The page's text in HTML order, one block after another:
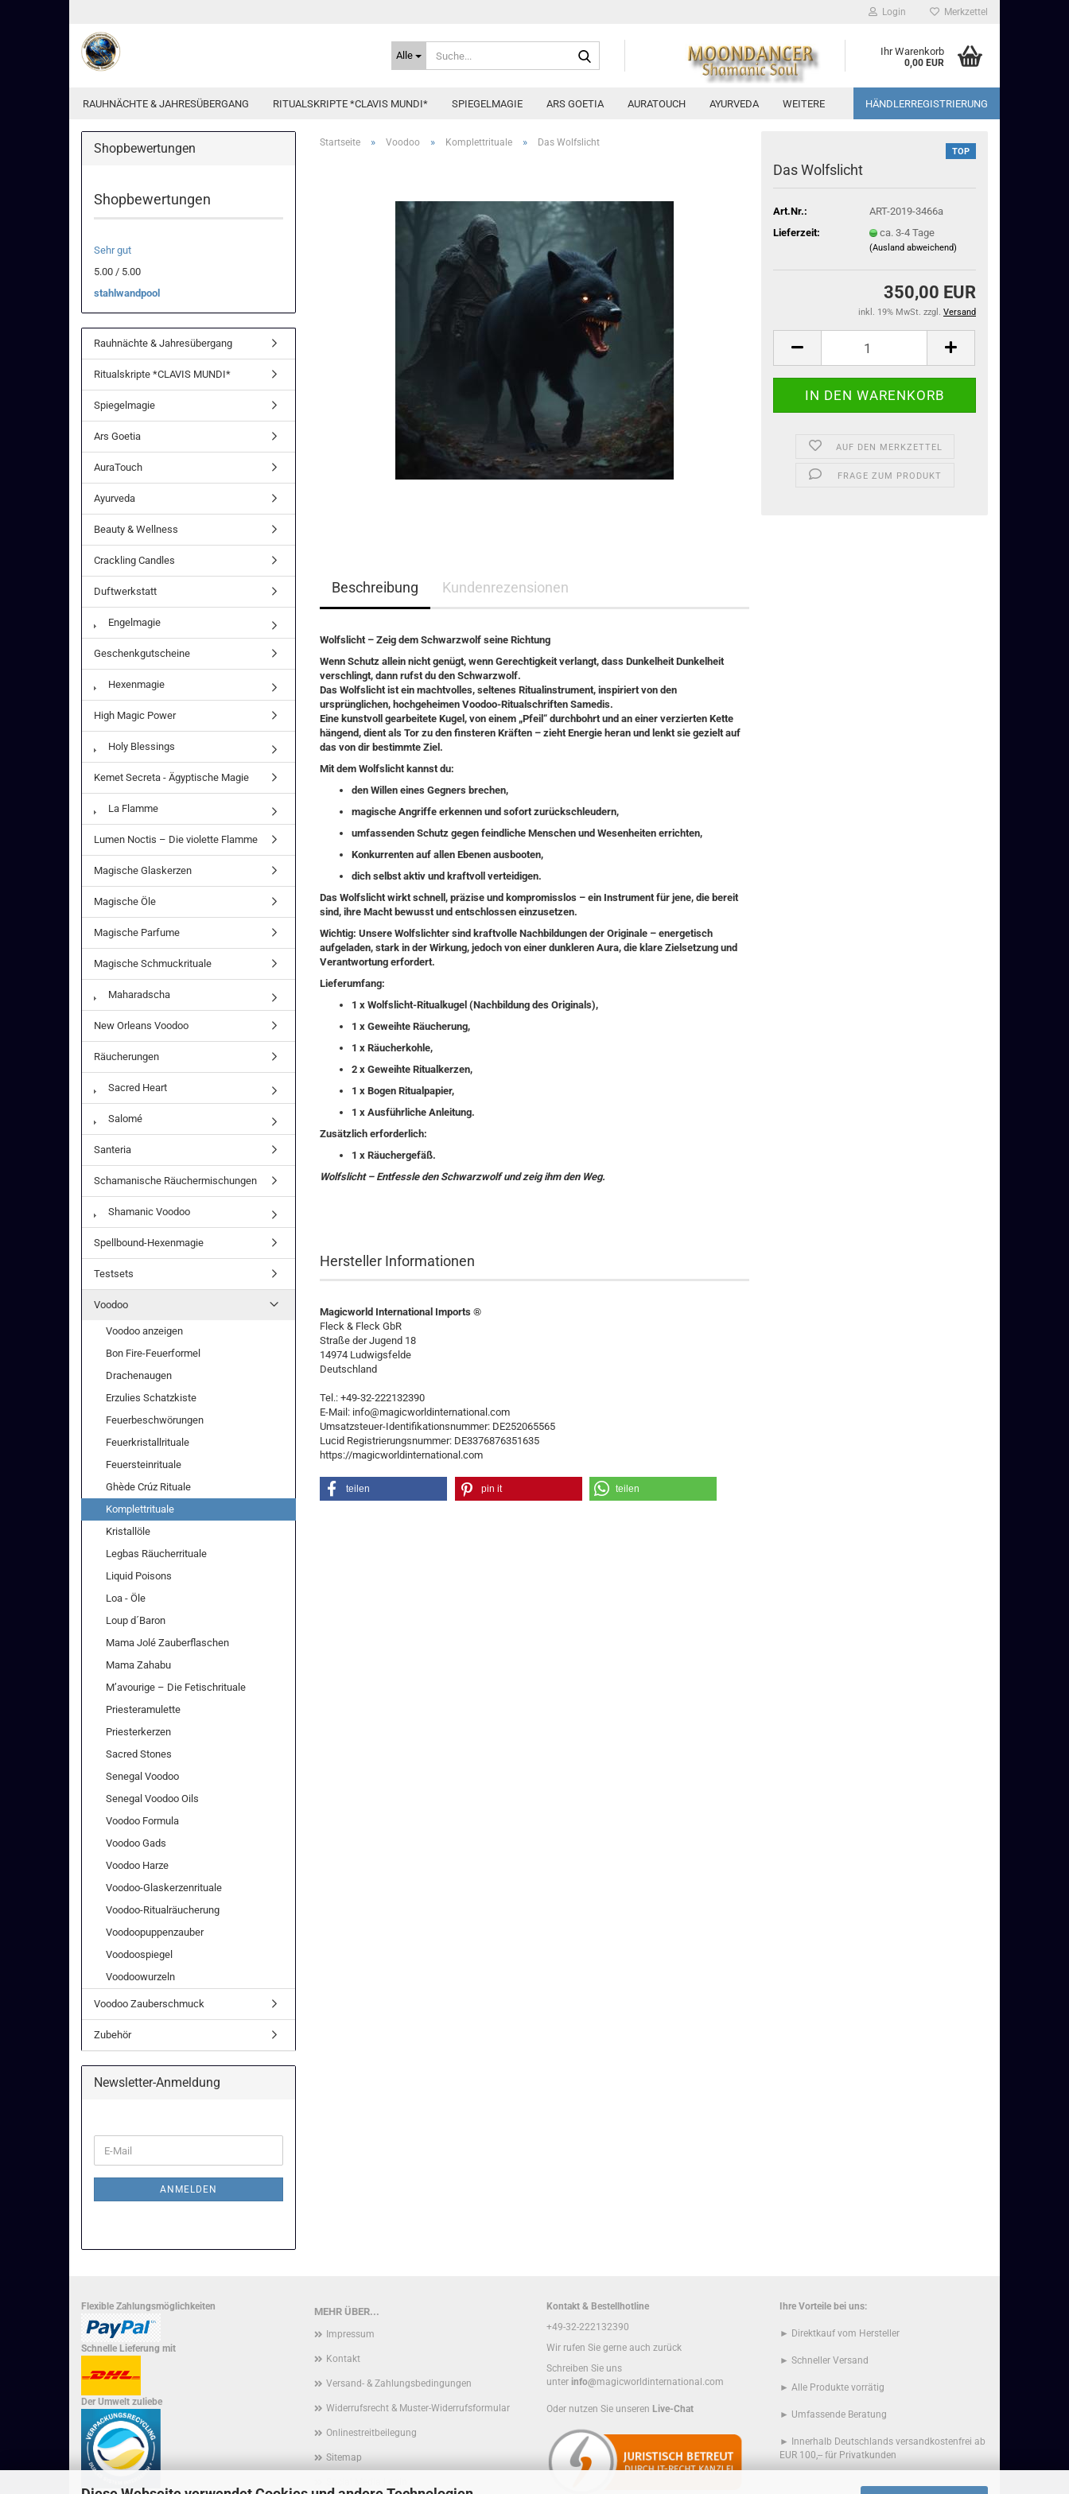
Login Merkzettel
Alle Ihr Warenkorb
0,00 EUR
RAUHNÄCHTE & JAHRESÜBERGANG RITUALSKRIPTE *CLAVIS MUNDI* SPIEGELMAGIE ARS GOETIA AURATOUCH AYURVEDA HÄNDLERREGISTRIERUNG
WEITERE
Startseite » Voodoo » Komplettrituale » Das Wolfslicht
TOP
Das Wolfslicht
Art.Nr.:
ART-2019-3466a
Lieferzeit:
ca. 3-4 Tage
(Ausland abweichend)
350,00 EUR
inkl. 19% MwSt. zzgl. Versand
AUF DEN MERKZETTEL
FRAGE ZUM PRODUKT
Beschreibung Kundenrezensionen
Wolfslicht – Zeig dem Schwarzwolf seine Richtung
Wenn Schutz allein nicht genügt, wenn Gerechtigkeit verlangt, dass Dunkelheit Dunkelheit
verschlingt, dann rufst du den Schwarzwolf.
Das Wolfslichtist ein machtvolles, seltenes Ritualinstrument, inspiriert von den
ursprünglichen, hochgeheimen Voodoo-Ritualschriften Samedis.
Eine kunstvoll gearbeitete Kugel, von einem „Pfeil“ durchbohrt und an einer verzierten Kette
hängend, dient als Tor zu den finsteren Kräften – zieht Energie heran und lenkt sie gezielt auf
das von dir bestimmte Ziel.
Mit dem Wolfslicht kannst du:
den Willen eines Gegners brechen,
magische Angriffe erkennen und sofort zurückschleudern,
umfassenden Schutz gegen feindliche Menschen und Wesenheiten errichten,
Konkurrenten auf allen Ebenen ausbooten,
dich selbst aktiv und kraftvoll verteidigen.
Das Wolfslicht wirkt schnell, präzise und kompromisslos – ein Instrument für jene, die bereit
sind, ihre Macht bewusst und entschlossen einzusetzen.
Wichtig: Unsere Wolfslichter sind kraftvolle Nachbildungen der Originale – energetisch
aufgeladen, stark in der Wirkung, jedoch von einer dunkleren Aura, die klare Zielsetzung und
Verantwortung erfordert.
Lieferumfang:
1 x Wolfslicht-Ritualkugel (Nachbildung des Originals),
1 x Geweihte Räucherung,
1 x Räucherkohle,
2 x Geweihte Ritualkerzen,
1 x Bogen Ritualpapier,
1 x Ausführliche Anleitung.
Zusätzlich erforderlich:
1 x Räuchergefäß.
Wolfslicht – Entfessle den Schwarzwolf und zeig ihm den Weg.
Hersteller Informationen
Magicworld International Imports ®
Fleck & Fleck GbR
Straße der Jugend 18
14974 Ludwigsfelde
Deutschland
Tel.: +49-32-222132390
E-Mail: info@magicworldinternational.com
Umsatzsteuer-Identifikationsnummer: DE252065565
Lucid Registrierungsnummer: DE3376876351635
https://magicworldinternational.com
teilen pin it teilen
Shopbewertungen
Shopbewertungen
Sehr gut
5.00 / 5.00
stahlwandpool
Rauhnächte & Jahresübergang
Ritualskripte *CLAVIS MUNDI*
Spiegelmagie
Ars Goetia
AuraTouch
Ayurveda
Beauty & Wellness
Crackling Candles
Duftwerkstatt
Engelmagie
Geschenkgutscheine
Hexenmagie
High Magic Power
Holy Blessings
Kemet Secreta - Ägyptische Magie
La Flamme
Lumen Noctis – Die violette Flamme
Magische Glaskerzen
Magische Öle
Magische Parfume
Magische Schmuckrituale
Maharadscha
New Orleans Voodoo
Räucherungen
Sacred Heart
Salomé
Santeria
Schamanische Räuchermischungen
Shamanic Voodoo
Spellbound-Hexenmagie
Testsets
Voodoo
Voodoo anzeigen
Bon Fire-Feuerformel
Drachenaugen
Erzulies Schatzkiste
Feuerbeschwörungen
Feuerkristallrituale
Feuersteinrituale
Ghède Crúz Rituale
Komplettrituale
Kristallöle
Legbas Räucherrituale
Liquid Poisons
Loa - Öle
Loup d´Baron
Mama Jolé Zauberflaschen
Mama Zahabu
M’avourige – Die Fetischrituale
Priesteramulette
Priesterkerzen
Sacred Stones
Senegal Voodoo
Senegal Voodoo Oils
Voodoo Formula
Voodoo Gads
Voodoo Harze
Voodoo-Glaskerzenrituale
Voodoo-Ritualräucherung
Voodoopuppenzauber
Voodoospiegel
Voodoowurzeln
Voodoo Zauberschmuck
Zubehör
Newsletter-Anmeldung
ZUR
E-
Mail
ANMELDEN
MEHR ÜBER...
Impressum
Kontakt
Versand- & Zahlungsbedingungen
Widerrufsrecht & Muster-Widerrufsformular
Onlinestreitbeilegung
Sitemap
Kontakt & Bestellhotline
+49-32-222132390
Wir rufen Sie gerne auch zurück
Schreiben Sie uns
unter info@magicworldinternational.com
Oder nutzen Sie unseren Live-Chat
Ihre Vorteile bei uns:
► Direktkauf vom Hersteller
► Schneller Versand
► Alle Produkte vorrätig
► Umfassende Beratung
► Innerhalb Deutschlands versandkostenfrei ab
EUR 100,-- für Privatkunden
Flexible Zahlungsmöglichkeiten
Schnelle Lieferung mit
Der Umwelt zuliebe